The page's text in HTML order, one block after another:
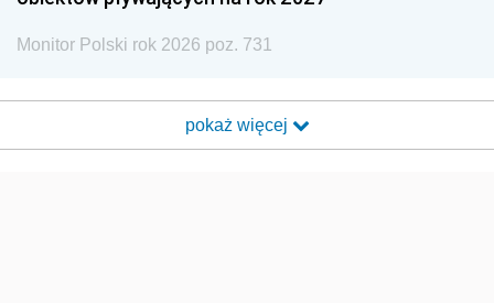
Monitor Polski rok 2026 poz. 731
pokaż więcej